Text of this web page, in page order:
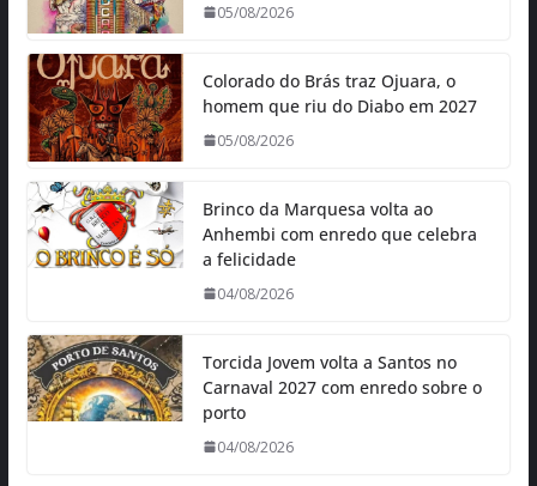
05/08/2026
Colorado do Brás traz Ojuara, o
homem que riu do Diabo em 2027
05/08/2026
Brinco da Marquesa volta ao
Anhembi com enredo que celebra
a felicidade
04/08/2026
Torcida Jovem volta a Santos no
Carnaval 2027 com enredo sobre o
porto
04/08/2026